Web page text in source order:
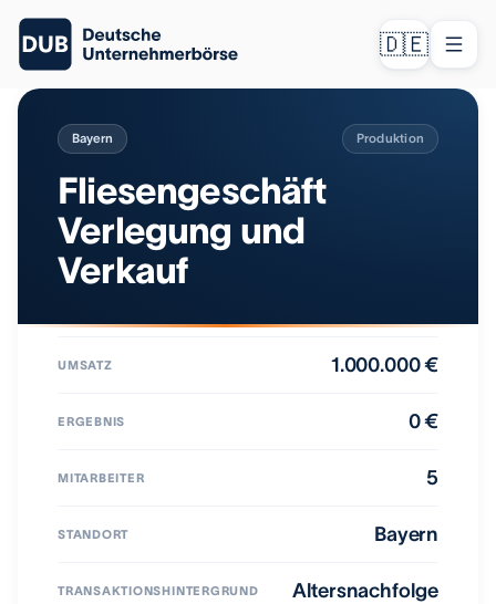
🇩🇪
Bayern Produktion
Fliesengeschäft
Verlegung und
Verkauf
UMSATZ 1.000.000 €
ERGEBNIS 0 €
MITARBEITER 5
STANDORT Bayern
TRANSAKTIONSHINTERGRUND Altersnachfolge